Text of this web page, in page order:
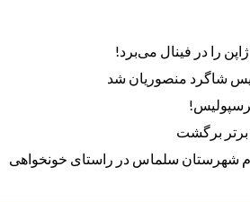
را در فینال می‌برد!
شاگرد منصوریان شد
برتر برگشت
شهرستان سلماس در راستای خونخواهی